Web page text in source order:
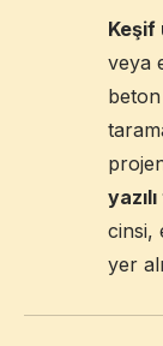
Keşif
veya
cinsi,
yer